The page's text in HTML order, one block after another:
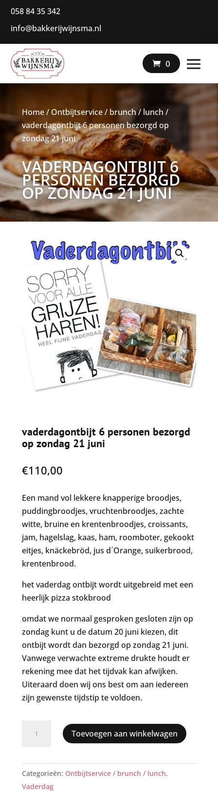
058 84 35 342
|
info@bakkerijwijnsma.nl
0
Home/ Ontbijtservice / brunch / lunch /
vaderdagontbijt 6 personen bezorgd op
zondag 21 juni
VADERDAGONTBIJT 6
PERSONEN BEZORGD
OP ZONDAG 21 JUNI
vaderdagontbijt 6 personen bezorgd
op zondag 21 juni
€110,00
Een mand vol lekkere knapperige broodjes,
puddingbroodjes, vruchtenbroodjes, zachte
witte, bruine en krentenbroodjes, croissants,
jam, hagelslag, kaas, ham, roomboter, gekookt
eitjes, knäckebröd, jus d΄Orange, suikerbrood,
krentenbrood.
het vaderdag ontbijt wordt uitgebreid met een
heerlijk pizza stokbrood
omdat we normaal gesproken gesloten zijn op
zondag kunt u de datum 20 juni kiezen, dit
ontbijt wordt dan bezorgd op zondag 21 juni.
Vanwege verwachte extreme drukte houdt er
rekening mee dat het tijdvak kan afwijken.
Uiteraard doen wij ons best om aan iedereen
zijn gewenste tijdstip te voldoen.
vaderdagontbijt
bezorgd
op
zondag
Toevoegen aan winkelwagen
Categorieën: Ontbijtservice / brunch / lunch,
Vaderdag